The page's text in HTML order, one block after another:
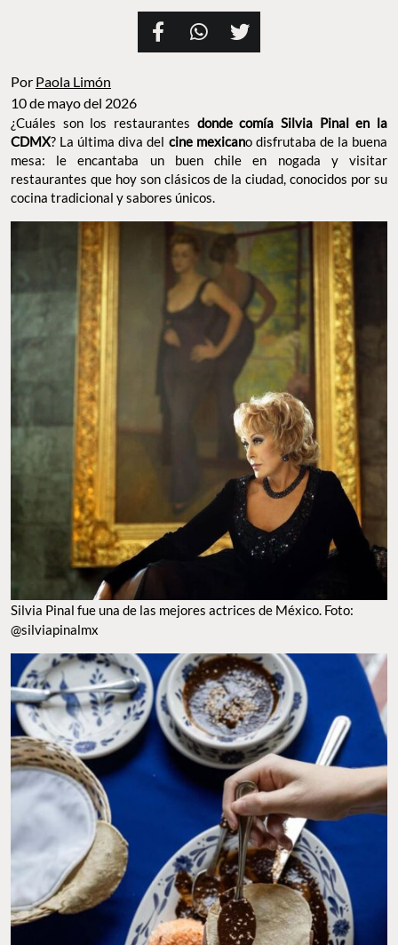
Por Paola Limón
10 de mayo del 2026
¿Cuáles son los restaurantes donde comía Silvia Pinal en la
CDMX? La última diva del cine mexicano disfrutaba de la buena
mesa: le encantaba un buen chile en nogada y visitar
restaurantes que hoy son clásicos de la ciudad, conocidos por su
cocina tradicional y sabores únicos.
Silvia Pinal fue una de las mejores actrices de México. Foto:
@silviapinalmx